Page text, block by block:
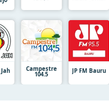
Campestre
104.5 JP FM Bauru